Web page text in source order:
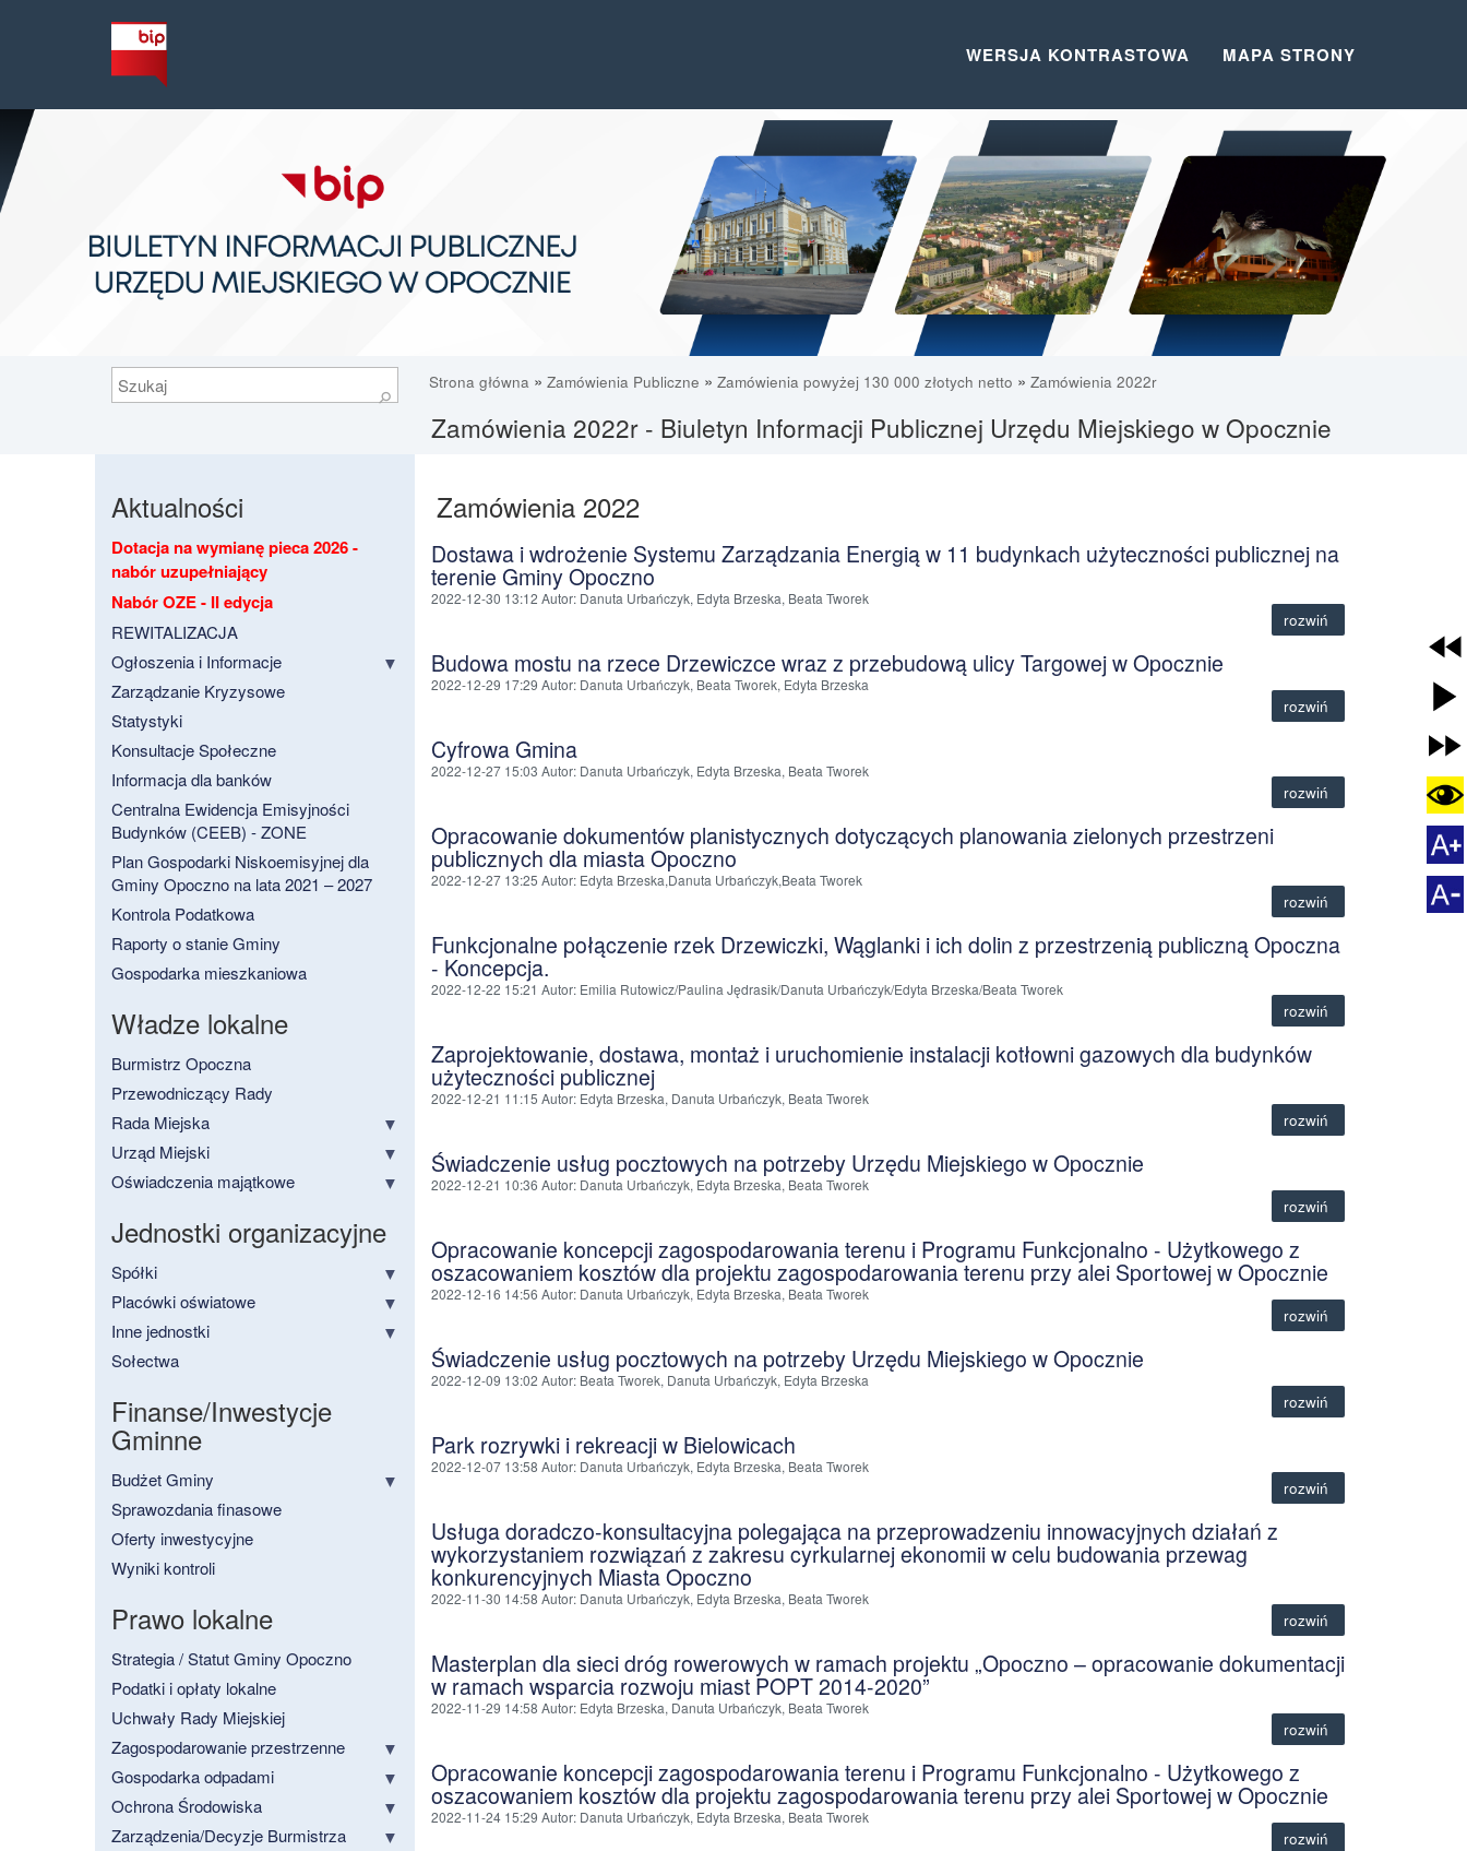
WERSJA KONTRASTOWA MAPA STRONY
Szukaj
⚲
Strona główna » Zamówienia Publiczne » Zamówienia powyżej 130 000 złotych netto » Zamówienia 2022r
Zamówienia 2022r - Biuletyn Informacji Publicznej Urzędu Miejskiego w Opocznie
Aktualności
Dotacja na wymianę pieca 2026 -
nabór uzupełniający
Nabór OZE - II edycja
REWITALIZACJA
Ogłoszenia i Informacje
Zarządzanie Kryzysowe
Statystyki
Konsultacje Społeczne
Informacja dla banków
Centralna Ewidencja Emisyjności
Budynków (CEEB) - ZONE
Plan Gospodarki Niskoemisyjnej dla
Gminy Opoczno na lata 2021 – 2027
Kontrola Podatkowa
Raporty o stanie Gminy
Gospodarka mieszkaniowa
Władze lokalne
Burmistrz Opoczna
Przewodniczący Rady
Rada Miejska
Urząd Miejski
Oświadczenia majątkowe
Jednostki organizacyjne
Spółki
Placówki oświatowe
Inne jednostki
Sołectwa
Finanse/Inwestycje
Gminne
Budżet Gminy
Sprawozdania finasowe
Oferty inwestycyjne
Wyniki kontroli
Prawo lokalne
Strategia / Statut Gminy Opoczno
Podatki i opłaty lokalne
Uchwały Rady Miejskiej
Zagospodarowanie przestrzenne
Gospodarka odpadami
Ochrona Środowiska
Zarządzenia/Decyzje Burmistrza
Zamówienia 2022
Dostawa i wdrożenie Systemu Zarządzania Energią w 11 budynkach użyteczności publicznej na
terenie Gminy Opoczno
2022-12-30 13:12 Autor: Danuta Urbańczyk, Edyta Brzeska, Beata Tworek
rozwiń
Budowa mostu na rzece Drzewiczce wraz z przebudową ulicy Targowej w Opocznie
2022-12-29 17:29 Autor: Danuta Urbańczyk, Beata Tworek, Edyta Brzeska
rozwiń
Cyfrowa Gmina
2022-12-27 15:03 Autor: Danuta Urbańczyk, Edyta Brzeska, Beata Tworek
rozwiń
Opracowanie dokumentów planistycznych dotyczących planowania zielonych przestrzeni
publicznych dla miasta Opoczno
2022-12-27 13:25 Autor: Edyta Brzeska,Danuta Urbańczyk,Beata Tworek
rozwiń
Funkcjonalne połączenie rzek Drzewiczki, Wąglanki i ich dolin z przestrzenią publiczną Opoczna
- Koncepcja.
2022-12-22 15:21 Autor: Emilia Rutowicz/Paulina Jędrasik/Danuta Urbańczyk/Edyta Brzeska/Beata Tworek
rozwiń
Zaprojektowanie, dostawa, montaż i uruchomienie instalacji kotłowni gazowych dla budynków
użyteczności publicznej
2022-12-21 11:15 Autor: Edyta Brzeska, Danuta Urbańczyk, Beata Tworek
rozwiń
Świadczenie usług pocztowych na potrzeby Urzędu Miejskiego w Opocznie
2022-12-21 10:36 Autor: Danuta Urbańczyk, Edyta Brzeska, Beata Tworek
rozwiń
Opracowanie koncepcji zagospodarowania terenu i Programu Funkcjonalno - Użytkowego z
oszacowaniem kosztów dla projektu zagospodarowania terenu przy alei Sportowej w Opocznie
2022-12-16 14:56 Autor: Danuta Urbańczyk, Edyta Brzeska, Beata Tworek
rozwiń
Świadczenie usług pocztowych na potrzeby Urzędu Miejskiego w Opocznie
2022-12-09 13:02 Autor: Beata Tworek, Danuta Urbańczyk, Edyta Brzeska
rozwiń
Park rozrywki i rekreacji w Bielowicach
2022-12-07 13:58 Autor: Danuta Urbańczyk, Edyta Brzeska, Beata Tworek
rozwiń
Usługa doradczo-konsultacyjna polegająca na przeprowadzeniu innowacyjnych działań z
wykorzystaniem rozwiązań z zakresu cyrkularnej ekonomii w celu budowania przewag
konkurencyjnych Miasta Opoczno
2022-11-30 14:58 Autor: Danuta Urbańczyk, Edyta Brzeska, Beata Tworek
rozwiń
Masterplan dla sieci dróg rowerowych w ramach projektu „Opoczno – opracowanie dokumentacji
w ramach wsparcia rozwoju miast POPT 2014-2020”
2022-11-29 14:58 Autor: Edyta Brzeska, Danuta Urbańczyk, Beata Tworek
rozwiń
Opracowanie koncepcji zagospodarowania terenu i Programu Funkcjonalno - Użytkowego z
oszacowaniem kosztów dla projektu zagospodarowania terenu przy alei Sportowej w Opocznie
2022-11-24 15:29 Autor: Danuta Urbańczyk, Edyta Brzeska, Beata Tworek
rozwiń